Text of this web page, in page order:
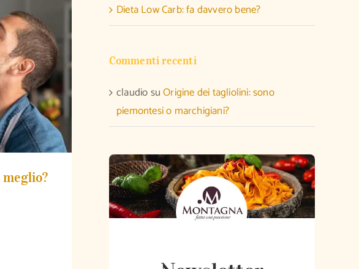
Dieta Low Carb: fa davvero bene?
Commenti recenti
claudiosuOrigine dei tagliolini: sono
piemontesi o marchigiani?